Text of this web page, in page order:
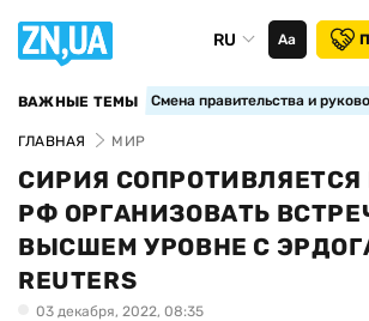
RU Аа
ВАЖНЫЕ ТЕМЫ Смена правительства и
ГЛАВНАЯ МИР
СИРИЯ
РФ ОРГАНИЗОВАТЬ
ВЫСШЕМ УРОВНЕ С
REUTERS
03 декабря, 2022, 08:35